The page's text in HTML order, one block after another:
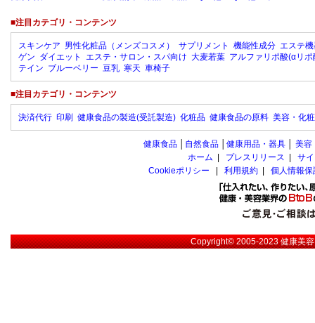
■注目カテゴリ・コンテンツ
スキンケア 男性化粧品（メンズコスメ） サプリメント 機能性成分 エステ
ゲン ダイエット エステ・サロン・スパ向け 大麦若葉 アルファリポ酸(αリポ
テイン ブルーベリー 豆乳 寒天 車椅子
■注目カテゴリ・コンテンツ
決済代行 印刷 健康食品の製造(受託製造) 化粧品 健康食品の原料 美容・化
健康食品 自然食品 健康用品・器具 美容
ホーム
プレスリリース
サ
Cookieポリシー
利用規約 個人情報
Copyright© 2005-2023健康美